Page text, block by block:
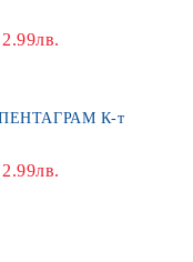
2.99лв.
2.99лв.